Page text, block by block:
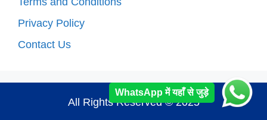
Privacy Policy
Contact Us
All Rights Reserved © 2025
WhatsApp में यहाँ से जुड़े